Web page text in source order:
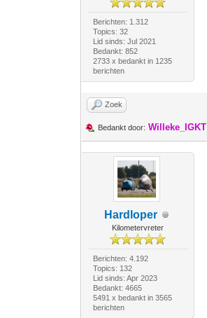
Berichten: 1.312
Topics: 32
Lid sinds: Jul 2021
Bedankt: 852
2733 x bedankt in 1235
berichten
Zoek
Bedankt door: Willeke_IGKT
Hardloper
Kilometervreter
Berichten: 4.192
Topics: 132
Lid sinds: Apr 2023
Bedankt: 4665
5491 x bedankt in 3565
berichten